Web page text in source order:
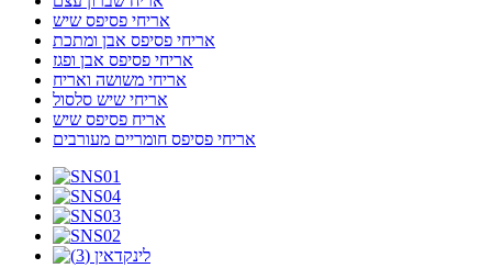
אריחי פסיפס שיש
אריחי פסיפס אבן ומתכת
אריחי פסיפס אבן ופגז
אריחי משושה ואריח
אריחי שיש סלסול
אריח פסיפס שיש
אריחי פסיפס חומריים מעורבים